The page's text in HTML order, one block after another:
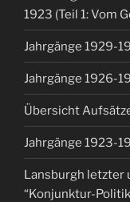
1923 (Teil 1: Vom
Jahrgänge 1929-
Jahrgänge 1926-
Übersicht
Jahrgänge 1923-
Lansburgh
“Konjunktur-